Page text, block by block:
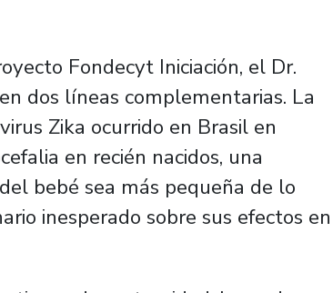
Fondecyt Iniciación, el Dr.
dos líneas complementarias. La
Zika ocurrido en Brasil en
en recién nacidos, una
bebé sea más pequeña de lo
inesperado sobre sus efectos en